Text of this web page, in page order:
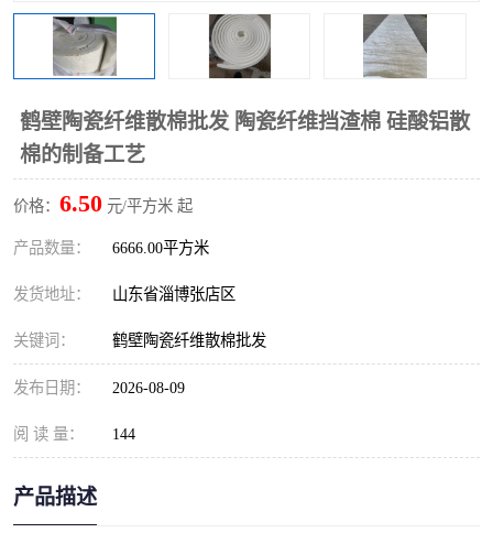
鹤壁陶瓷纤维散棉批发 陶瓷纤维挡渣棉 硅酸铝散
棉的制备工艺
价格： 6.50 元/平方米 起
产品数量： 6666.00平方米
发货地址： 山东省淄博张店区
关键词： 鹤壁陶瓷纤维散棉批发
发布日期： 2026-08-09
阅 读 量： 144
产品描述